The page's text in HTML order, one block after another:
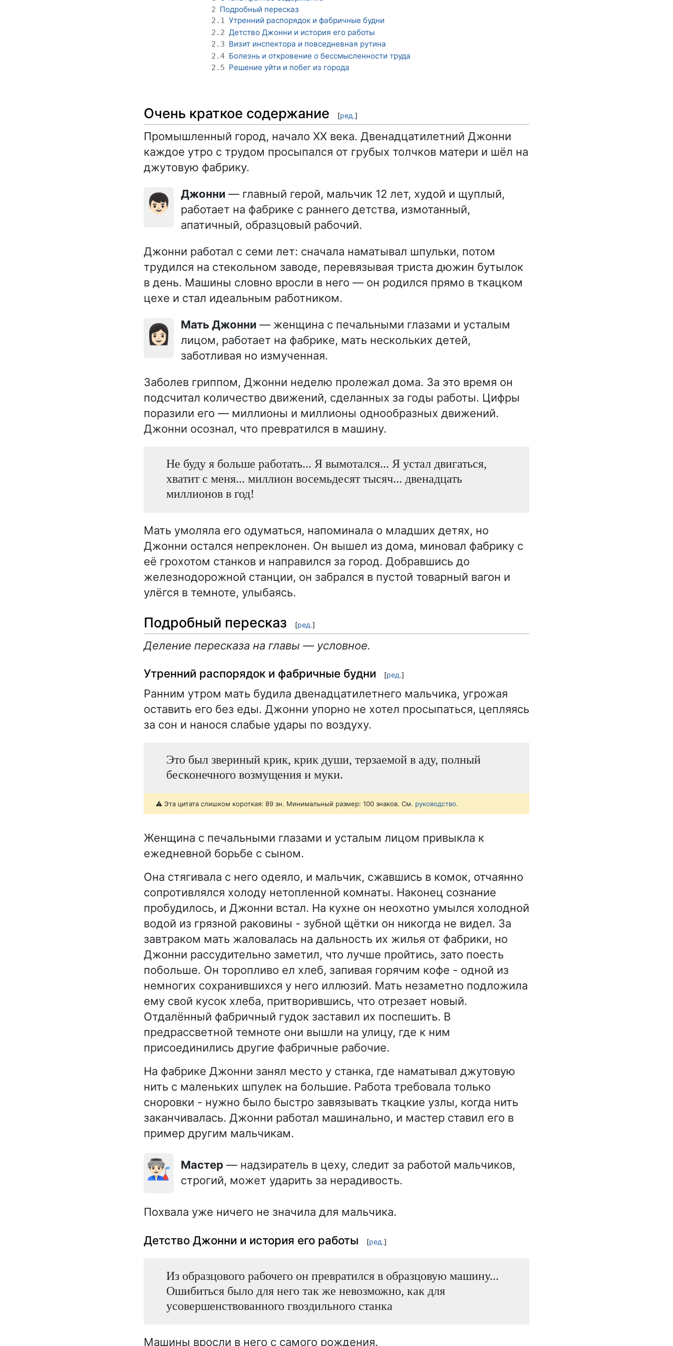
2 Подробный пересказ
2.1 Утренний распорядок и фабричные будни
2.2 Детство Джонни и история его работы
2.3 Визит инспектора и повседневная рутина
2.4 Болезнь и откровение о бессмысленности труда
2.5 Решение уйти и побег из города
Очень краткое содержание [ред.]
Промышленный город, начало XX века. Двенадцатилетний Джонни
каждое утро с трудом просыпался от грубых толчков матери и шёл на
джутовую фабрику.
👦🏻 Джонни — главный герой, мальчик 12 лет, худой и щуплый,
работает на фабрике с раннего детства, измотанный,
апатичный, образцовый рабочий.
Джонни работал с семи лет: сначала наматывал шпульки, потом
трудился на стекольном заводе, перевязывая триста дюжин бутылок
в день. Машины словно вросли в него — он родился прямо в ткацком
цехе и стал идеальным работником.
👩🏻 Мать Джонни — женщина с печальными глазами и усталым
лицом, работает на фабрике, мать нескольких детей,
заботливая но измученная.
Заболев гриппом, Джонни неделю пролежал дома. За это время он
подсчитал количество движений, сделанных за годы работы. Цифры
поразили его — миллионы и миллионы однообразных движений.
Джонни осознал, что превратился в машину.
Не буду я больше работать... Я вымотался... Я устал двигаться,
хватит с меня... миллион восемьдесят тысяч... двенадцать
миллионов в год!
Мать умоляла его одуматься, напоминала о младших детях, но
Джонни остался непреклонен. Он вышел из дома, миновал фабрику с
её грохотом станков и направился за город. Добравшись до
железнодорожной станции, он забрался в пустой товарный вагон и
улёгся в темноте, улыбаясь.
Подробный пересказ [ред.]
Деление пересказа на главы — условное.
Утренний распорядок и фабричные будни [ред.]
Ранним утром мать будила двенадцатилетнего мальчика, угрожая
оставить его без еды. Джонни упорно не хотел просыпаться, цепляясь
за сон и нанося слабые удары по воздуху.
Это был звериный крик, крик души, терзаемой в аду, полный
бесконечного возмущения и муки.
⚠️ Эта цитата слишком короткая: 89 зн. Минимальный размер: 100 знаков. См. руководство.
Женщина с печальными глазами и усталым лицом привыкла к
ежедневной борьбе с сыном.
Она стягивала с него одеяло, и мальчик, сжавшись в комок, отчаянно
сопротивлялся холоду нетопленной комнаты. Наконец сознание
пробудилось, и Джонни встал. На кухне он неохотно умылся холодной
водой из грязной раковины - зубной щётки он никогда не видел. За
завтраком мать жаловалась на дальность их жилья от фабрики, но
Джонни рассудительно заметил, что лучше пройтись, зато поесть
побольше. Он торопливо ел хлеб, запивая горячим кофе - одной из
немногих сохранившихся у него иллюзий. Мать незаметно подложила
ему свой кусок хлеба, притворившись, что отрезает новый.
Отдалённый фабричный гудок заставил их поспешить. В
предрассветной темноте они вышли на улицу, где к ним
присоединились другие фабричные рабочие.
На фабрике Джонни занял место у станка, где наматывал джутовую
нить с маленьких шпулек на большие. Работа требовала только
сноровки - нужно было быстро завязывать ткацкие узлы, когда нить
заканчивалась. Джонни работал машинально, и мастер ставил его в
пример другим мальчикам.
👨🏻‍🏭 Мастер — надзиратель в цеху, следит за работой мальчиков,
строгий, может ударить за нерадивость.
Похвала уже ничего не значила для мальчика.
Детство Джонни и история его работы [ред.]
Из образцового рабочего он превратился в образцовую машину...
Ошибиться было для него так же невозможно, как для
усовершенствованного гвоздильного станка
Машины вросли в него с самого рождения.